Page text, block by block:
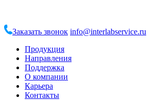
Заказать звонок info@interlabservice.ru
Продукция
Направления
Поддержка
О компании
Карьера
Контакты